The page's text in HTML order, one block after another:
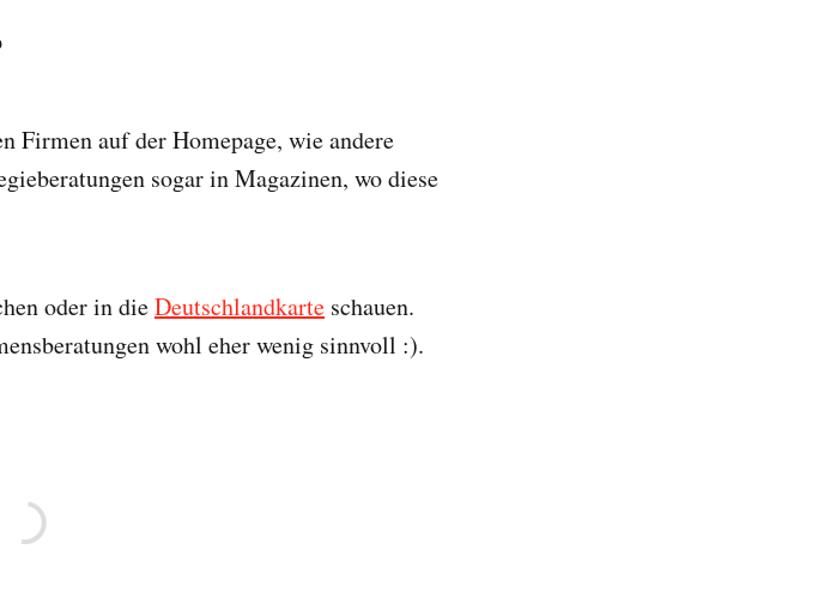
Firmen auf der Homepage, wie andere
sogar in Magazinen, wo diese
oder in dieDeutschlandkarte schauen.
wohl eher wenig sinnvoll :).